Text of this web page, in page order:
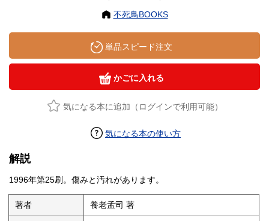
不死鳥BOOKS
単品スピード注文
かごに入れる
気になる本に追加（ログインで利用可能）
気になる本の使い方
解説
1996年第25刷。傷みと汚れがあります。
著者 養老孟司 著